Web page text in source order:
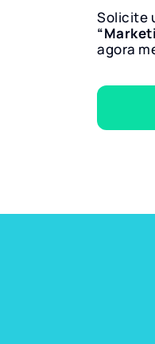
Solicite
agora